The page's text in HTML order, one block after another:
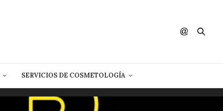
SERVICIOS DE COSMETOLOGÍA